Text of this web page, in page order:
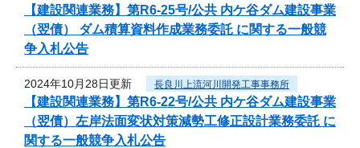
【建設関連業務】第R6-25号/公共 内ケ谷ダム建設事業
（翌債） ダム積算資料作成業務委託 に関する一般競
争入札公告
2024年10月28日更新 長良川上流河川開発工事事務所
【建設関連業務】第R6-22号/公共 内ケ谷ダム建設事業
（翌債）左岸法面変状対策減勢工修正設計業務委託 に
関する一般競争入札公告